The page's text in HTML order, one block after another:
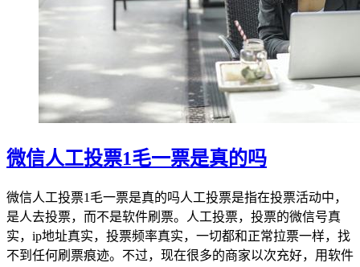
微信人工投票1毛一票是真的吗
微信人工投票1毛一票是真的吗人工投票是指在投票活动中，
是人去投票，而不是软件刷票。人工投票，投票的微信号真
实，ip地址真实，投票频率真实，一切都和正常拉票一样，找
不到任何刷票痕迹。不过，现在很多的商家以次充好，用软件